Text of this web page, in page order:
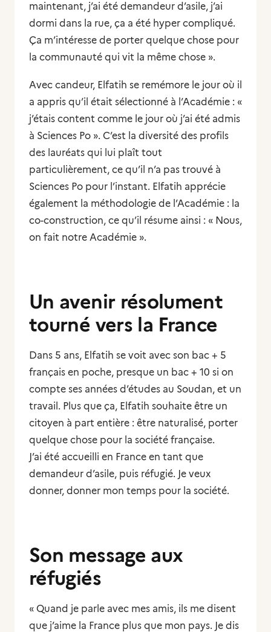
maintenant, j’ai été demandeur d’asile, j’ai
dormi dans la rue, ça a été hyper compliqué.
Ça m’intéresse de porter quelque chose pour
la communauté qui vit la même chose ».
Avec candeur, Elfatih se remémore le jour où il
a appris qu’il était sélectionné à l’Académie : «
j’étais content comme le jour où j’ai été admis
à Sciences Po ». C’est la diversité des profils
des lauréats qui lui plaît tout
particulièrement, ce qu’il n’a pas trouvé à
Sciences Po pour l’instant. Elfatih apprécie
également la méthodologie de l’Académie : la
co-construction, ce qu’il résume ainsi : « Nous,
on fait notre Académie ».
Un avenir résolument
tourné vers la France
Dans 5 ans, Elfatih se voit avec son bac + 5
français en poche, presque un bac + 10 si on
compte ses années d’études au Soudan, et un
travail. Plus que ça, Elfatih souhaite être un
citoyen à part entière : être naturalisé, porter
quelque chose pour la société française.
J’ai été accueilli en France en tant que
demandeur d’asile, puis réfugié. Je veux
donner, donner mon temps pour la société.
Son message aux
réfugiés
« Quand je parle avec mes amis, ils me disent
que j’aime la France plus que mon pays. Je dis